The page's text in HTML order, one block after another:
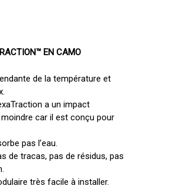
EN CAMO
de la température et
a un impact
car il est conçu pour
pas l’eau.
de tracas, pas de résidus, pas
très facile à installer.